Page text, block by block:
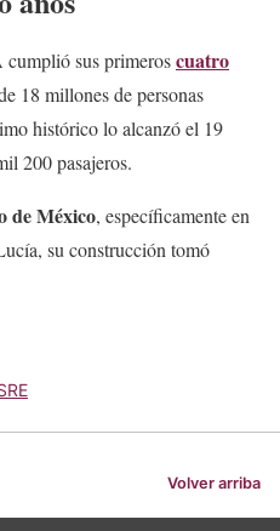
sus primeroscuatro
18 millones de personas
histórico lo alcanzó el 19
200 pasajeros.
de México, específicamente en
su construcción tomó
Volver arriba